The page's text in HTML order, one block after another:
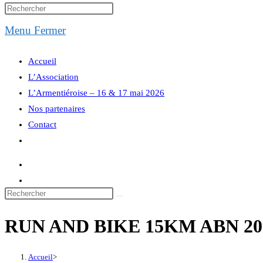
website
search
Menu Fermer
Accueil
L’Association
L’Armentiéroise – 16 & 17 mai 2026
Nos partenaires
Contact
RUN AND BIKE 15KM ABN
Accueil>